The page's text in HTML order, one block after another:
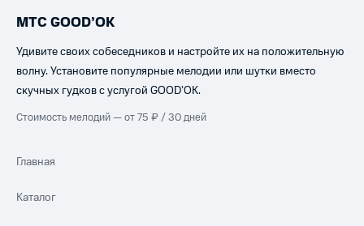
МТС GOOD’OK
Удивите своих собеседников и настройте их на положительную
волну. Установите популярные мелодии или шутки вместо
скучных гудков с услугой GOOD’OK.
Стоимость мелодий — от 75 ₽ / 30 дней
Главная
Каталог